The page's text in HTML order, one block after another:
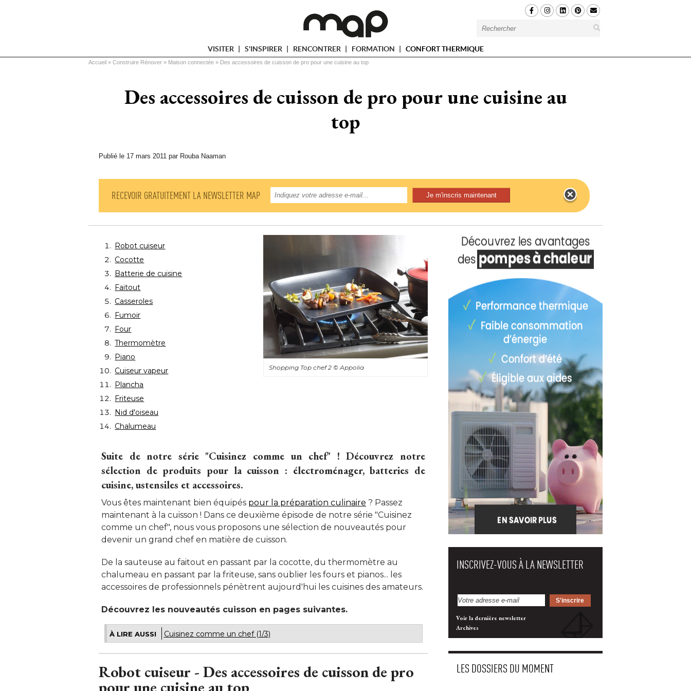
VISITER S'INSPIRER RENCONTRER FORMATION CONFORT THERMIQUE
Vous êtes ici
Accueil » Construire Rénover » Maison connectée » Des accessoires de cuisson de pro pour une cuisine au top
Des accessoires de cuisson de pro pour une cuisine au
top
Publié le 17 mars 2011 par Rouba Naaman
RECEVOIR GRATUITEMENT LA NEWSLETTER MAP
Shopping Top chef 2 © Appolia
Robot cuiseur
Cocotte
Batterie de cuisine
Faitout
Casseroles
Fumoir
Four
Thermomètre
Piano
Cuiseur vapeur
Plancha
Friteuse
Nid d'oiseau
Chalumeau
Suite de notre série "Cuisinez comme un chef" ! Découvrez notre
sélection de produits pour la cuisson : électroménager, batteries de
cuisine, ustensiles et accessoires.
Vous êtes maintenant bien équipés pour la préparation culinaire ? Passez
maintenant à la cuisson ! Dans ce deuxième épisode de notre série "Cuisinez
comme un chef", nous vous proposons une sélection de nouveautés pour
devenir un grand chef en matière de cuisson.
De la sauteuse au faitout en passant par la cocotte, du thermomètre au
chalumeau en passant par la friteuse, sans oublier les fours et pianos... les
accessoires de professionnels pénètrent aujourd'hui les cuisines des amateurs.
Découvrez les nouveautés cuisson en pages suivantes.
À LIRE AUSSI Cuisinez comme un chef (1/3)
Robot cuiseur - Des accessoires de cuisson de pro
INSCRIVEZ-VOUS À LA NEWSLETTER
Voir la dernière newsletter
Archives
LES DOSSIERS DU MOMENT